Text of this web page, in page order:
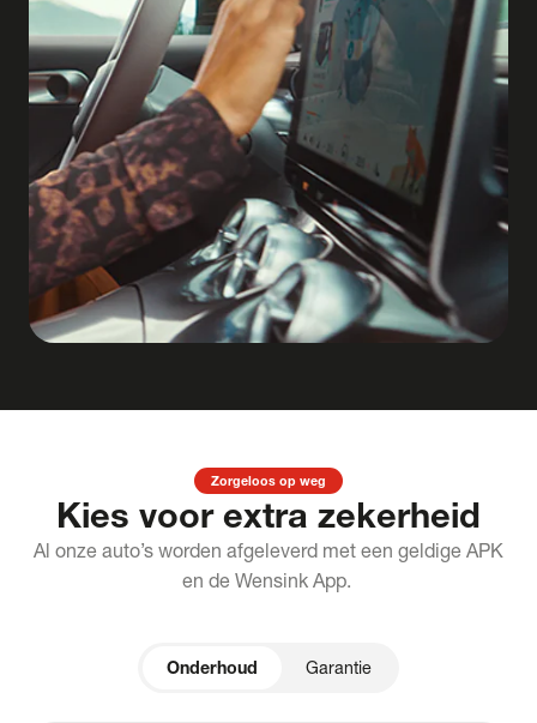
Zorgeloos op weg
Kies voor extra zekerheid
Al onze auto’s worden afgeleverd met een geldige APK
en de Wensink App.
Onderhoud Garantie